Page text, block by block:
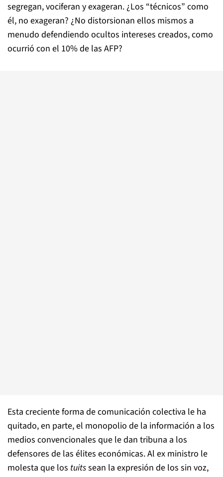
segregan, vociferan y exageran. ¿Los “técnicos” como
él, no exageran? ¿No distorsionan ellos mismos a
menudo defendiendo ocultos intereses creados, como
ocurrió con el 10% de las AFP?
Esta creciente forma de comunicación colectiva le ha
quitado, en parte, el monopolio de la información a los
medios convencionales que le dan tribuna a los
defensores de las élites económicas. Al ex ministro le
molesta que los tuitssean la expresión de los sin voz,